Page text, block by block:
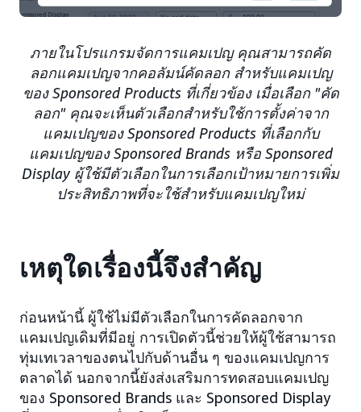
ภายในโปรแกรมจัดการแคมเปญ คุณสามารถคัด
ลอกแคมเปญจากคอลัมน์คัดลอก สำหรับแคมเปญ
ของ Sponsored Products ที่เกี่ยวข้อง เมื่อเลือก "คัด
ลอก" คุณจะเห็นตัวเลือกสำหรับใช้การตั้งค่าจาก
แคมเปญของ Sponsored Products ที่เลือกกับ
แคมเปญของ Sponsored Brands หรือ Sponsored
Display ผู้ใช้มีตัวเลือกในการเลือกเป้าหมายการเพิ่ม
ประสิทธิภาพที่จะใช้สำหรับแคมเปญใหม่
เหตุใดเรื่องนี้จึงสำคัญ
ก่อนหน้านี้ ผู้ใช้ไม่มีตัวเลือกในการคัดลอกจาก
แคมเปญเดิมที่มีอยู่ การเปิดตัวนี้ช่วยให้ผู้ใช้สามารถ
ทุ่มเทเวลาของตนไปกับด้านอื่น ๆ ของแคมเปญการ
ตลาดได้ นอกจากนี้ยังส่งเสริมการทดสอบแคมเปญ
ของ Sponsored Brands และ Sponsored Display